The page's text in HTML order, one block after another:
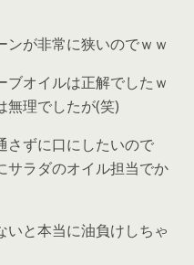
が非常に狭いのでｗｗ
ブオイルは正解でしたｗ
無理でしたが(笑)
さずに口にしたいので
サラダのオイル担当でか
いと本当に油負けしちゃ